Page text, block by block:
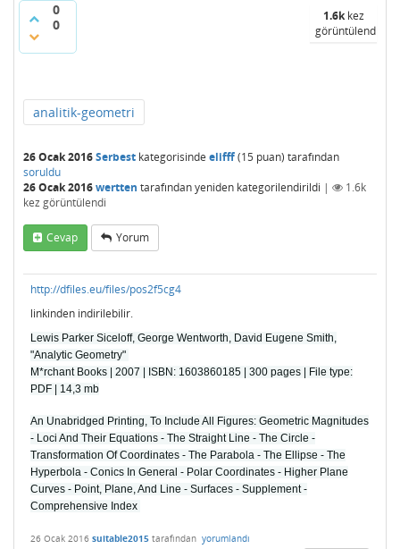
0
0
1.6kkez
görüntülendi
analitik-geometri
26 Ocak 2016Serbest kategorisinde elifff(15 puan) tarafından
soruldu
26 Ocak 2016wertten tarafındanyeniden kategorilendirildi |
1.6k
kez görüntülendi
Cevap Yorum
http://dfiles.eu/files/pos2f5cg4
linkinden indirilebilir.
Lewis Parker Siceloff, George Wentworth, David Eugene Smith,
"Analytic Geometry"
M*rchant Books | 2007 | ISBN: 1603860185 | 300 pages | File type:
PDF | 14,3 mb
An Unabridged Printing, To Include All Figures: Geometric Magnitudes
- Loci And Their Equations - The Straight Line - The Circle -
Transformation Of Coordinates - The Parabola - The Ellipse - The
Hyperbola - Conics In General - Polar Coordinates - Higher Plane
Curves - Point, Plane, And Line - Surfaces - Supplement -
Comprehensive Index
26 Ocak 2016 suitable2015 tarafından yorumlandı